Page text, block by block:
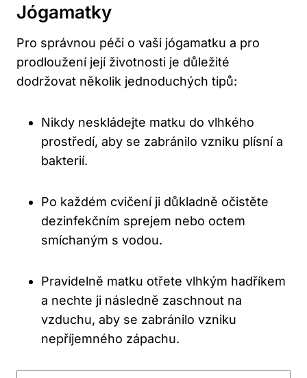
Jógamatky
Pro správnou péči ‌o vaši jógamatku ⁤a pro
prodloužení její životnosti je důležité
‌dodržovat několik jednoduchých tipů:
Nikdy neskládejte ‌matku do‌ vlhkého
prostředí, aby se zabránilo vzniku plísní a
⁤bakterií.
Po každém ​cvičení ji důkladně očistěte
dezinfekčním ⁣sprejem nebo octem
smíchaným s ‍vodou.
Pravidelně matku‍ otřete vlhkým hadříkem ​
a nechte ji následně ⁢zaschnout na
vzduchu, aby se zabránilo vzniku
nepříjemného zápachu.